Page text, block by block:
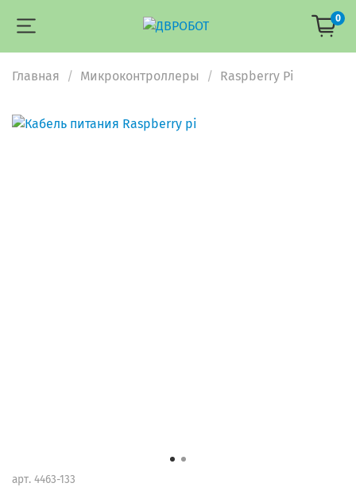
0
Главная Микроконтроллеры Raspberry Pi
арт. 4463-133